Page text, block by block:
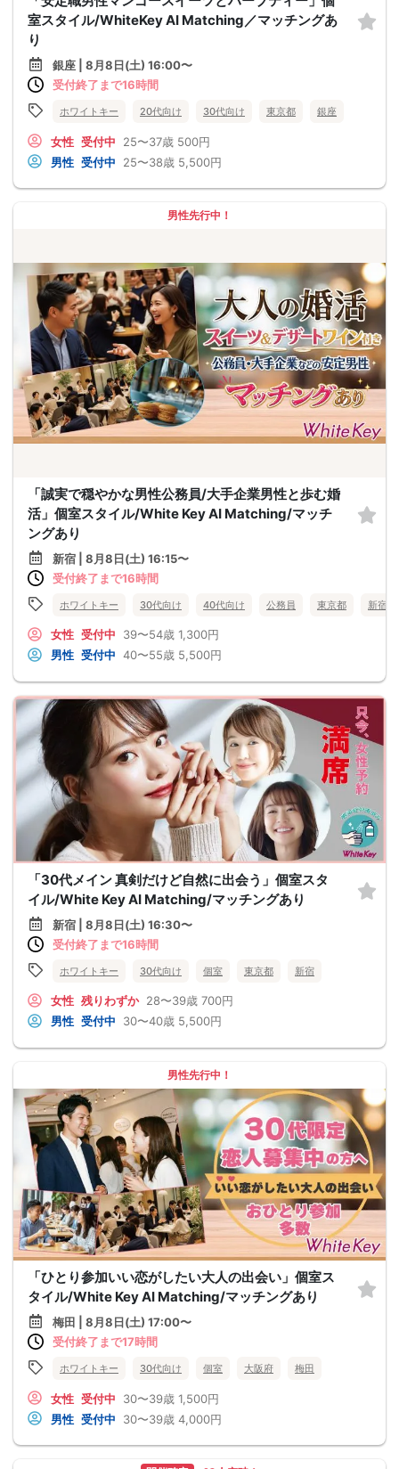
室スタイル/WhiteKey AI Matching／マッチングあ
り
銀座 | 8月8日(土) 16:00〜
受付終了まで16時間
ホワイトキー 20代向け 30代向け 東京都 銀座
女性 受付中 25〜37歳 500円
男性 受付中 25〜38歳 5,500円
男性先行中！
「誠実で穏やかな男性公務員/大手企業男性と歩む婚
活」個室スタイル/White Key AI Matching/マッチ
ングあり
新宿 | 8月8日(土) 16:15〜
受付終了まで16時間
ホワイトキー 30代向け 40代向け 公務員 東京都 新宿
女性 受付中 39〜54歳 1,300円
男性 受付中 40〜55歳 5,500円
「30代メイン 真剣だけど自然に出会う」個室スタ
イル/White Key AI Matching/マッチングあり
新宿 | 8月8日(土) 16:30〜
受付終了まで16時間
ホワイトキー 30代向け 個室 東京都 新宿
女性 残りわずか 28〜39歳 700円
男性 受付中 30〜40歳 5,500円
男性先行中！
「ひとり参加いい恋がしたい大人の出会い」個室ス
タイル/White Key AI Matching/マッチングあり
梅田 | 8月8日(土) 17:00〜
受付終了まで17時間
ホワイトキー 30代向け 個室 大阪府 梅田
女性 受付中 30〜39歳 1,500円
男性 受付中 30〜39歳 4,000円